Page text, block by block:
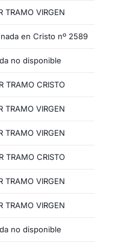
TRAMO VIRGEN
en Cristo nº 2589
no disponible
TRAMO CRISTO
TRAMO VIRGEN
TRAMO VIRGEN
TRAMO CRISTO
TRAMO VIRGEN
TRAMO VIRGEN
no disponible